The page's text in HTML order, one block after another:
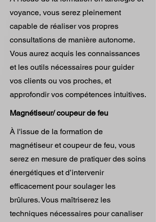
voyance, vous serez pleinement
capable de réaliser vos propres
consultations de manière autonome.
Vous aurez acquis les connaissances
et les outils nécessaires pour guider
vos clients ou vos proches, et
approfondir vos compétences intuitives.
Magnétiseur/ coupeur de feu
À l'issue de la formation de
magnétiseur et coupeur de feu, vous
serez en mesure de pratiquer des soins
énergétiques et d’intervenir
efficacement pour soulager les
brûlures. Vous maîtriserez les
techniques nécessaires pour canaliser